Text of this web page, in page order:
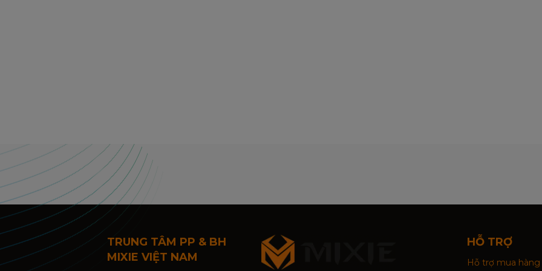
TRUNG TÂM PP & BH
MIXIE VIỆT NAM
HỖ TRỢ
Hỗ trợ mua hàng